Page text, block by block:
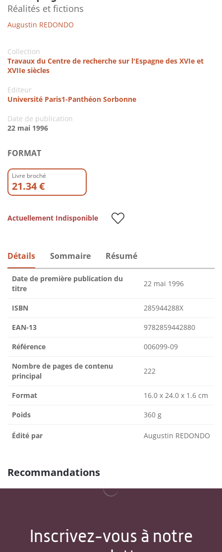
Réalités et fictions
Augustin REDONDO
Collection
Travaux du Centre de recherche sur l'Espagne des XVIe et
XVIIe siècles
Editeur
Université Paris1-Panthéon Sorbonne
Date de publication
22 mai 1996
FORMAT
Livre broché
21.34 €
Actuellement Indisponible
Détails Sommaire Résumé
Date de première publication du
titre
22 mai 1996
ISBN 285944288X
EAN-13 9782859442880
Référence 006099-09
Nombre de pages de contenu
principal
222
Format 16.0 x 24.0 x 1.6 cm
Poids 360 g
Édité par Augustin REDONDO
Recommandations
Inscrivez-vous à notre